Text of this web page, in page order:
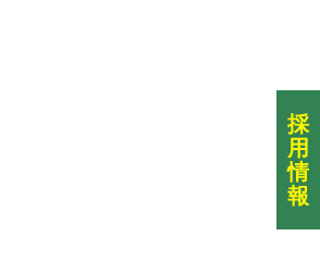
採
用
情
報